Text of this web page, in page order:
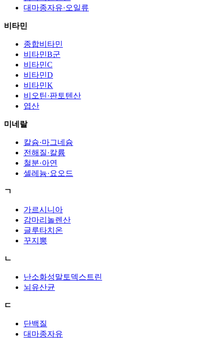
대마종자유·오일류
비타민
종합비타민
비타민B군
비타민C
비타민D
비타민K
비오틴·판토텐산
엽산
미네랄
칼슘·마그네슘
전해질·칼륨
철분·아연
셀레늄·요오드
ㄱ
가르시니아
감마리놀렌산
글루타치온
꾸지뽕
ㄴ
난소화성말토덱스트린
뇌유산균
ㄷ
단백질
대마종자유